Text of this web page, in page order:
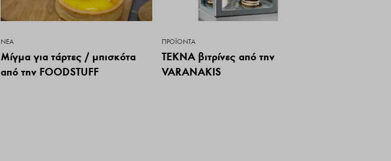
ΝΕΑ
Μίγμα για τάρτες / μπισκότα
από την FOODSTUFF
ΠΡΟΪΌΝΤΑ
TEKNA βιτρίνες από την
VARANAKIS